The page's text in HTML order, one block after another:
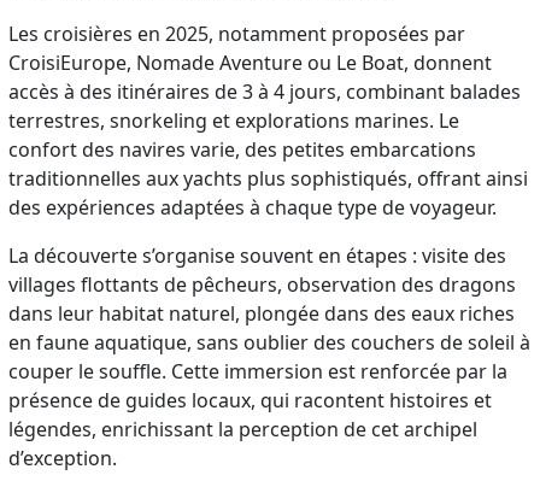
Les croisières en 2025, notamment proposées par
CroisiEurope, Nomade Aventure ou Le Boat, donnent
accès à des itinéraires de 3 à 4 jours, combinant balades
terrestres, snorkeling et explorations marines. Le
confort des navires varie, des petites embarcations
traditionnelles aux yachts plus sophistiqués, offrant ainsi
des expériences adaptées à chaque type de voyageur.
La découverte s’organise souvent en étapes : visite des
villages flottants de pêcheurs, observation des dragons
dans leur habitat naturel, plongée dans des eaux riches
en faune aquatique, sans oublier des couchers de soleil à
couper le souffle. Cette immersion est renforcée par la
présence de guides locaux, qui racontent histoires et
légendes, enrichissant la perception de cet archipel
d’exception.